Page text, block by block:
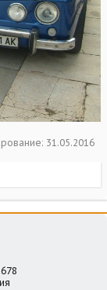
31.05.2016